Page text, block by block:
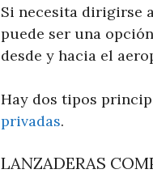
Si necesita dirigirse
puede ser una
desde y hacia el
Hay dos tipos
privadas.
LANZADERAS